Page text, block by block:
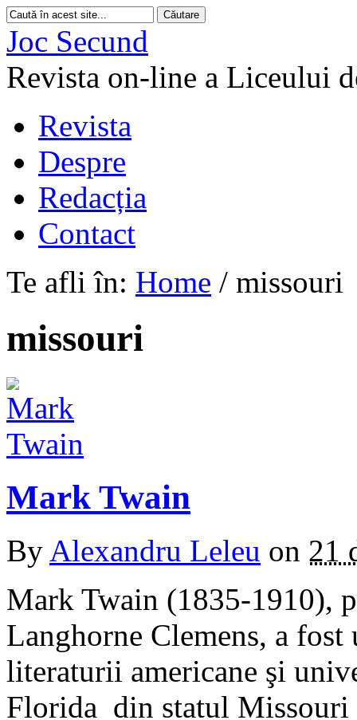
Joc Secund
Revista on-line a Liceului
Revista
Despre
Redacția
Contact
Te afli în: Home / missouri
missouri
Mark Twain
By Alexandru Leleu on 21
Mark Twain (1835-1910),
Langhorne Clemens, a
literaturii americane şi
Florida din statul